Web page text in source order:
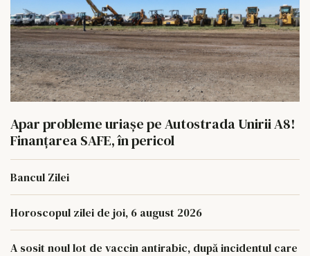
Apar probleme uriașe pe Autostrada Unirii A8!
Finanțarea SAFE, în pericol
Bancul Zilei
Horoscopul zilei de joi, 6 august 2026
A sosit noul lot de vaccin antirabic, după incidentul care